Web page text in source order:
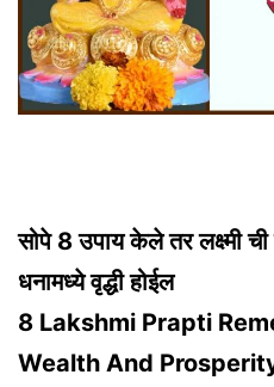
सोपे 8 उपाय केले तर लक्ष्मी
धनामध्ये वृद्धी होईल
8 Lakshmi Prapti
Wealth And